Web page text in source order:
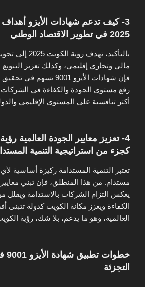
3- كيف تدعم شهادات الأيزو أهداف
2025 في تطوير الاقتصاد الوطني
بالتأكيد، تهدف
مالي وتجاري إقليمي، وكذلك تعزيز
فإن شهادات الأيزو 9001
رفع مستوى الجودة والكفاءة في الشركات
أكثر تنافسية على المستوى الإقليمي
كجزء من استراتيجية التنمية
تعتبر التنمية المستدامة ركيزة أساسية
مستدام. من هذا المنطلق، فإن تبني معايير
يعكس التزام الشركات بالاستدامة ويقلل
الكفاءة ويعزز مكانة الكويت كدولة تتبنى
العالمية، وهو ما يدعم، بلا شك، رؤية الكويت
التجزئة